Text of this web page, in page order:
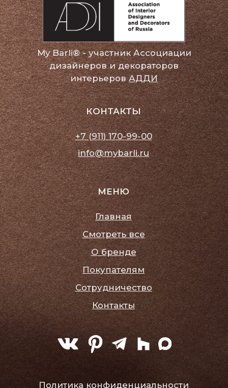
Политика конфиденциальности
+7 (911) 170-99-00
info@mybarli.ru
МЕНЮ
Главная
Смотреть все
О бренде
Контакты
Покупателям
Сотрудничество